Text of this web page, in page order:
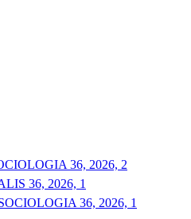
36, 2026, 2
36, 2026, 1
36, 2026, 1